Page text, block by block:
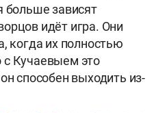
больше зависят
идёт игра. Они
когда их полностью
Кучаевыем это
способен выходить из-